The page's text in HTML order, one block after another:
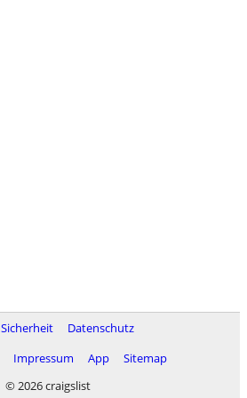
Sicherheit
Datenschutz
Impressum App
Sitemap
© 2026 craigslist